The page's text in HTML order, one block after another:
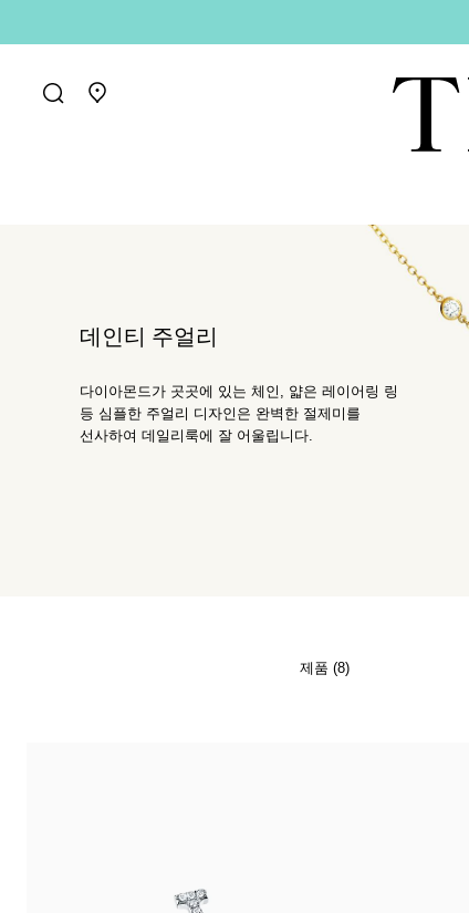
매장 찾기로 가기
티파니 다이아몬드 전문가와의
데인티 주얼리
다이아몬드가 곳곳에 있는 체인, 얇은 레이어링 링
등 심플한 주얼리 디자인은 완벽한 절제미를
선사하여 데일리룩에 잘 어울립니다.
제품 (8)